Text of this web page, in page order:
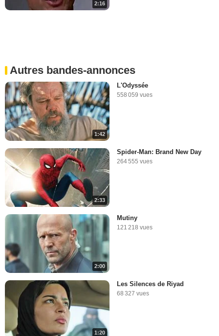
2:16
Autres bandes-annonces
1:42
L'Odyssée
558 059 vues
2:33
Spider-Man: Brand New Day
264 555 vues
2:00
Mutiny
121 218 vues
1:20
Les Silences de Riyad
68 327 vues